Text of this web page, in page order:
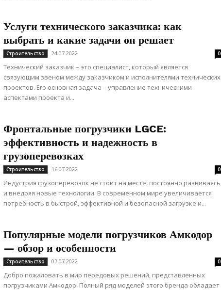
Услуги технического заказчика: как
выбрать и какие задачи он решает
Строительство 24.07.2022 0
Технический заказчик – это специалист, который является
связующим звеном между заказчиком и исполнителями технических
проектов. Его основная задача – управление техническими
аспектами проекта и...
Фронтальные погрузчики LGCE:
эффективность и надежность в
грузоперевозках
Строительство 16.07.2022 0
Индустрия грузоперевозок не стоит на месте, постоянно развиваясь
и внедряя новые технологии. В современном мире увеличивается
потребность в быстрой, эффективной и безопасной загрузке и...
Популярные модели погрузчиков Амкодор
— обзор и особенности
Строительство 07.07.2022 0
Добро пожаловать в мир передовых решений, представленных
погрузчиками Амкодор! Полный ряд моделей этого бренда обладает